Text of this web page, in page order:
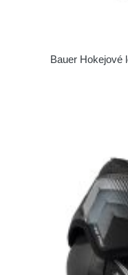
Bauer Hokejové